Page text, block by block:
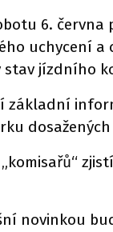
6.
uchycení
jízdního
základní
novinkou